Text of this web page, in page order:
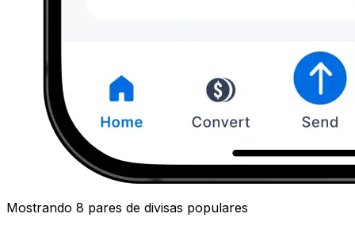
Mostrando 8 pares de divisas populares